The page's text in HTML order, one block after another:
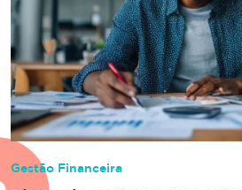
Gestão Financeira